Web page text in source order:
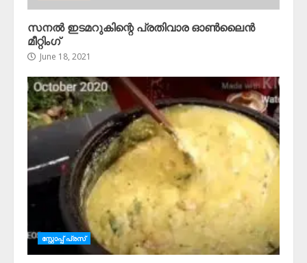
സനൽ ഇടമറുകിന്റെ പ്രതിവാര ഓൺലൈൻ
മീറ്റിംഗ്
June 18, 2021
സ്റ്റോപ്പ്‌ പ്രസ്‌